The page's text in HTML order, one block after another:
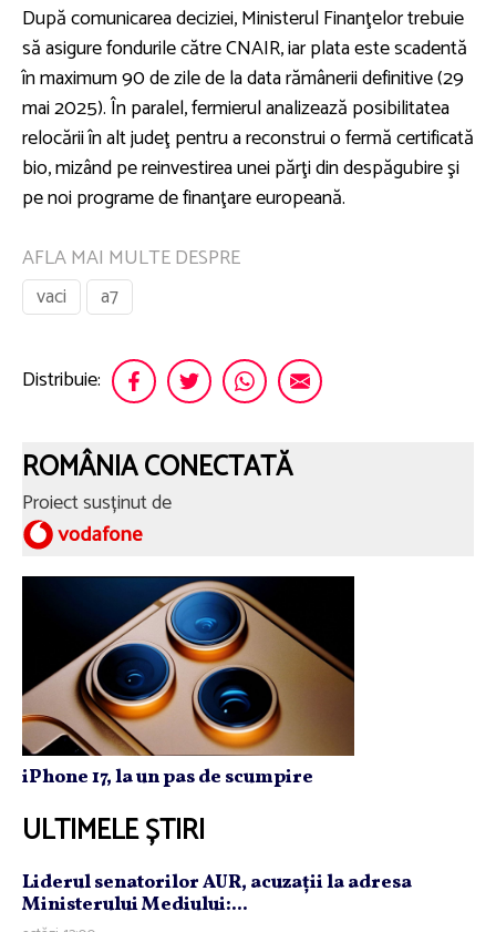
După comunicarea deciziei, Ministerul Finanţelor trebuie
să asigure fondurile către CNAIR, iar plata este scadentă
în maximum 90 de zile de la data rămânerii definitive (29
mai 2025). În paralel, fermierul analizează posibilitatea
relocării în alt judeţ pentru a reconstrui o fermă certificată
bio, mizând pe reinvestirea unei părţi din despăgubire şi
pe noi programe de finanţare europeană.
AFLA MAI MULTE DESPRE
vaci
a7
Distribuie:
ROMÂNIA CONECTATĂ
Proiect susținut de
iPhone 17, la un pas de scumpire
ULTIMELE ȘTIRI
Liderul senatorilor AUR, acuzaţii la adresa
Ministerului Mediului:...